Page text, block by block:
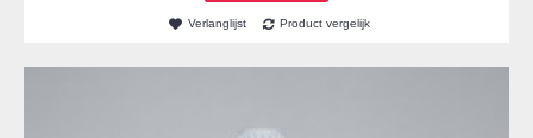
Verlanglijst Product vergelijk